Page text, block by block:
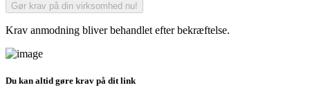
Krav anmodning bliver behandlet efter bekræftelse.
Du kan altid gøre krav på dit link